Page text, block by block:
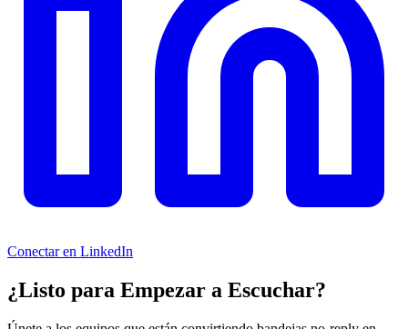
Conectar en LinkedIn
¿Listo para Empezar a Escuchar?